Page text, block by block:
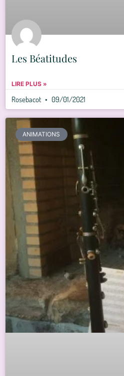
Les Béatitudes
LIRE PLUS »
Rosebacot 09/01/2021
ANIMATIONS